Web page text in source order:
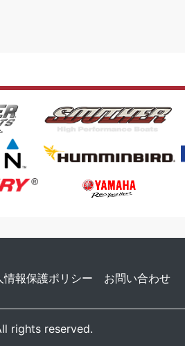
情報保護ポリシー お問い合わせ
rights reserved.